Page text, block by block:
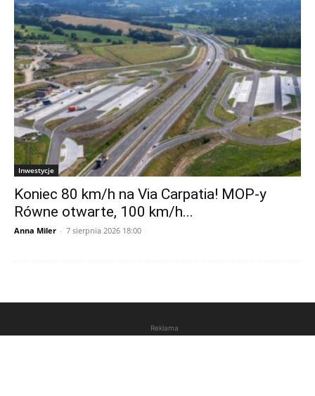
Inwestycje
Koniec 80 km/h na Via Carpatia! MOP-y
Równe otwarte, 100 km/h...
Anna Miler - 7 sierpnia 2026 18:00
Reklama